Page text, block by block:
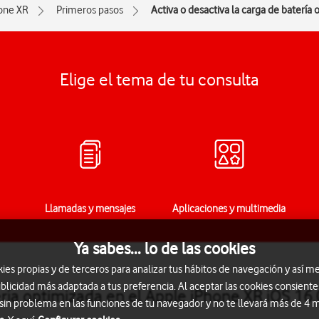
XR Primeros pasos Activa o desactiva la carga de batería
Elige el tema de tu consulta
Llamadas y mensajes Aplicaciones y multimedia
optimizada en el Apple iPhone XR iOS
Ya sabes... lo de las cookies
propias y de terceros para analizar tus hábitos de navegación y así
más adaptada a tus preferencia. Al aceptar las cookies
problema en las funciones de tu navegador y no te llevará más de 4